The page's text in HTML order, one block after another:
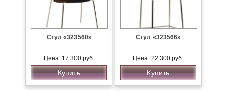
Стул «323560»
Цена: 17 300 руб.
Купить
Стул «323566»
Цена: 22 300 руб.
Купить